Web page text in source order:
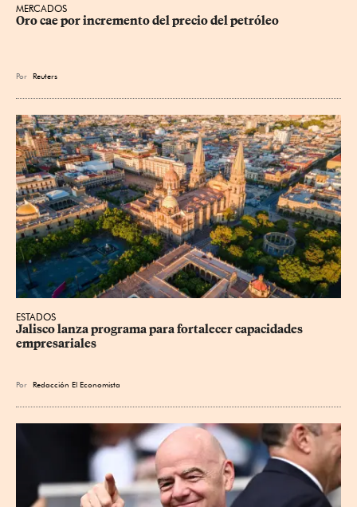
MERCADOS
Oro cae por incremento del precio del petróleo
Por Reuters
ESTADOS
Jalisco lanza programa para fortalecer capacidades
empresariales
Por Redacción El Economista